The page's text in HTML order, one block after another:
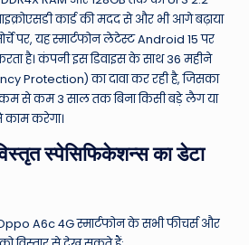
कार्ड की मदद से और भी आगे बढ़ाया
पर, यह स्मार्टफोन लेटेस्ट Android 15 पर
है।कंपनी इस डिवाइस के साथ 36 महीने
Protection) का दावा कर रही है, जिसका
से कम 3 साल तक बिना किसी बड़े लैग या
करेगा।
स्पेसिफिकेशन्स का डेटा
A6c 4G स्मार्टफोन के सभी फीचर्स और